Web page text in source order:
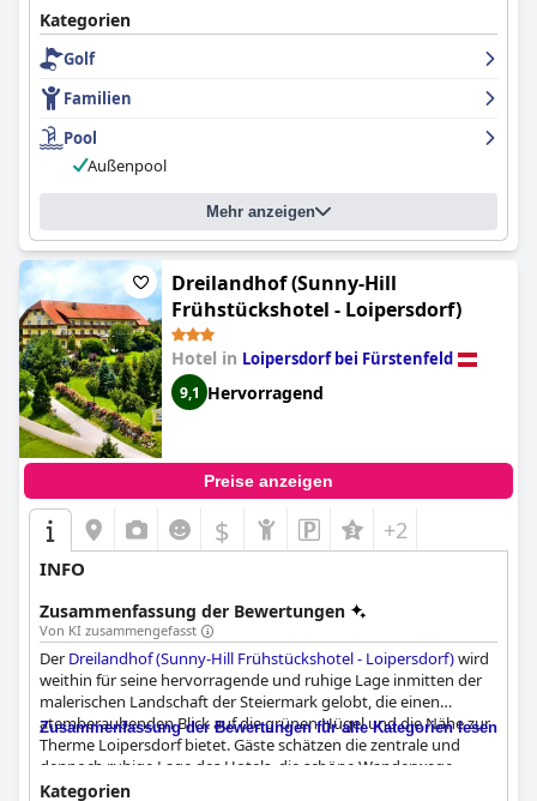
Kategorien
Golf
Familien
Pool
Außenpool
Mehr anzeigen
Dreilandhof (Sunny-Hill
Frühstückshotel - Loipersdorf)
Hotel in Loipersdorf bei Fürstenfeld
9,1 Hervorragend
Preise anzeigen
$ +2
INFO
Zusammenfassung der Bewertungen
Von KI zusammengefasst
Der Dreilandhof (Sunny-Hill Frühstückshotel - Loipersdorf)wird
weithin für seine hervorragende und ruhige Lage inmitten der
malerischen Landschaft der Steiermark gelobt, die einen
atemberaubenden Blick auf die grünen Hügel und die Nähe zur
Therme Loipersdorf bietet. Gäste schätzen die zentrale und
dennoch ruhige Lage des Hotels, die schöne Wanderwege,
einfachen Zugang zu lokalen Buschenschänken,
Zusammenfassung der Bewertungen für alle Kategorien lesen
Kategorien